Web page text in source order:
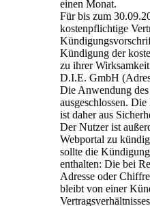
einen Monat.
Für bis zum
kostenpflichtige
Kündigung der
zu ihrer
D.I.E. GmbH
Die Anwendung
ausgeschlossen.
ist daher aus
Der Nutzer ist
Webportal zu
sollte die
enthalten: Die bei
Adresse oder
bleibt von einer